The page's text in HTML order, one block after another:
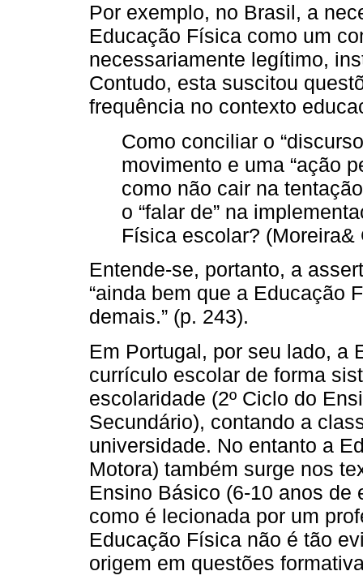
Por exemplo, no Brasil, a
Educação Física como um
necessariamente legítimo,
Contudo, esta suscitou
frequência no contexto
Como conciliar o
movimento e uma “ação
como não cair na
o “falar de” na
Física escolar?
Entende-se, portanto, a
“ainda bem que a Educação
demais.” (p. 243).
Em Portugal, por seu lado, a
currículo escolar de forma
escolaridade (2º Ciclo do
Secundário), contando a
universidade. No entanto a
Motora) também surge nos
Ensino Básico (6-10 anos de
como é lecionada por um
Educação Física não é tão
origem em questões